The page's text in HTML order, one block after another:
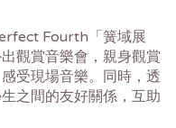
Fourth「簧域展
觀賞音樂會，親身觀賞
受現場音樂。同時，透
之間的友好關係，互助